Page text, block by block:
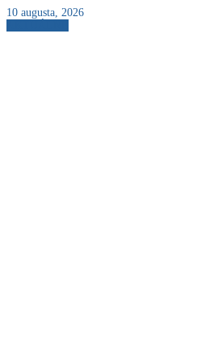
10 augusta, 2026